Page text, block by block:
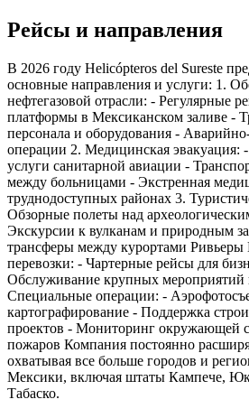
Рейсы и направления
В 2026 году Helicópteros del Sureste
основные направления и услуги: 1.
нефтегазовой отрасли: - Регулярные
платформы в Мексиканском заливе -
персонала и оборудования -
операции 2. Медицинская эвакуация:
услуги санитарной авиации -
между больницами - Экстренная
труднодоступных районах 3.
Обзорные полеты над
Экскурсии к вулканам и природным
трансферы между курортами
перевозки: - Чартерные рейсы для
Обслуживание крупных мероприятий
Специальные операции: -
картографирование - Поддержка
проектов - Мониторинг окружающей
пожаров Компания постоянно
охватывая все больше городов и
Мексики, включая штаты Кампече,
Табаско.